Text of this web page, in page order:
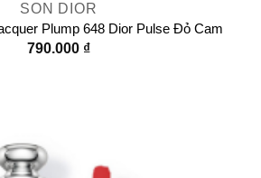
SON DIOR
Plump 648 Dior Pulse Đỏ Cam
790.000 ₫